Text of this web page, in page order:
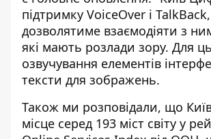
підтримку VoiceOver і
дозволятиме взаємодіяти з
які мають розлади зору. Для
озвучування елементів
тексти для зображень.
Також ми розповідали, що
місце серед 193 міст світу у